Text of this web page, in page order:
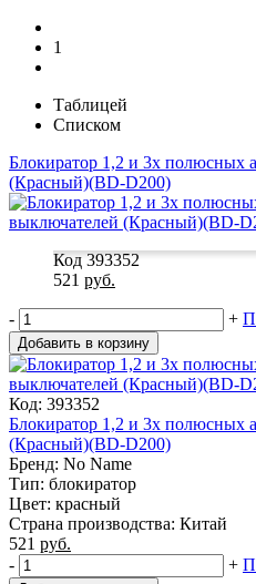
1
Таблицей
Списком
Блокиратор 1,2 и 3х полюсных
(Красный)(BD-D200)
Код 393352
521 руб.
- +
Добавить в корзину
Код: 393352
Блокиратор 1,2 и 3х полюсных
(Красный)(BD-D200)
Бренд: No Name
Тип: блокиратор
Цвет: красный
Страна производства: Китай
521 руб.
-
+